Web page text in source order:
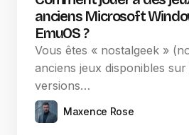
anciens Microsoft
EmuOS ?
Vous êtes « nostalgeek »
anciens jeux disponibles
versions…
Maxence Rose